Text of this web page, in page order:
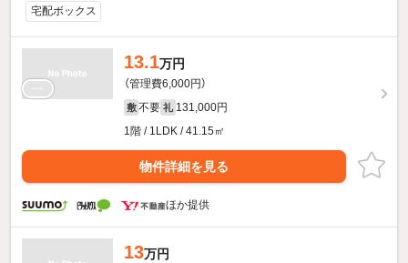
宅配ボックス
13.1万円
（管理費6,000円）
敷 不要 礼 131,000円
1階 / 1LDK / 41.15㎡
物件詳細を見る
ほか提供
13万円